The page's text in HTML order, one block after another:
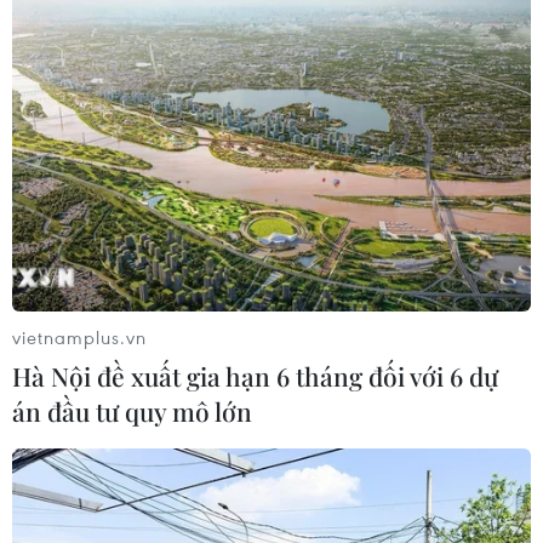
THỦY
Sở hữu trí tuệ
Quy định sử dụng
RSS
Hỗ trợ
Ngôn ngữ
TTXVN
Dịch vụ tin
Quảng cáo
Liên hệ
Giấy phép số: 1374/GP-BTTTT do Bộ Thông tin và Truyền thông
cấp ngày 11/9/2008.
Quảng cáo: Phó TBT Nguyễn Thị Tám: 093.5958688, Email:
tamvna@gmail.com
Điện thoại: (024) 39411349 - (024) 39411348, Fax: (024)
vietnamplus.vn
Hà Nội đề xuất gia hạn 6 tháng đối với 6 dự
án đầu tư quy mô lớn